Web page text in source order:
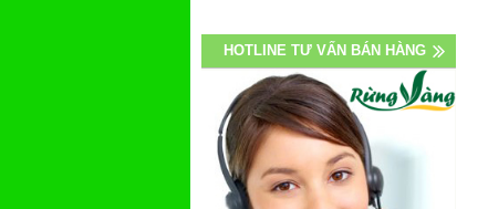
HOTLINE TƯ VẤN BÁN HÀNG